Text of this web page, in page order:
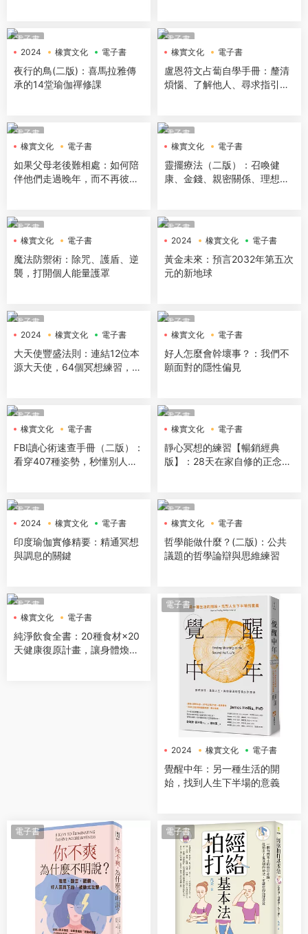
電子書
2024
橡實文化 電子書
夜行的鳥(二版)：喜馬拉雅傳
承的14堂瑜伽禪修課
電子書
橡實文化
電子書
盧恩符文占蔔自學手冊：釐清
煩惱、了解他人、尋求指引，
電子書
橡實文化
電子書
如果父母老後難相處：如何陪
伴他們走過晚年，而不再彼此
電子書
橡實文化
電子書
靈擺療法（二版）：召喚健
康、金錢、親密關係、理想工
電子書
橡實文化
電子書
魔法防禦術：除咒、護盾、逆
襲，打開個人能量護罩
電子書
2024
橡實文化 電子書
黃金未來：預言2032年第五次
元的新地球
電子書
2024
橡實文化 電子書
大天使豐盛法則：連結12位本
源大天使，64個冥想練習，敞
電子書
橡實文化
電子書
好人怎麼會幹壞事？：我們不
願面對的隱性偏見
電子書
橡實文化
電子書
FBI讀心術速查手冊（二版）：
看穿407種姿勢，秒懂別人身
電子書
橡實文化
電子書
靜心冥想的練習【暢銷經典
版】：28天在家自修的正念課
電子書
2024
橡實文化 電子書
印度瑜伽實修精要：精通冥想
與調息的關鍵
電子書
橡實文化
電子書
哲學能做什麼？(二版)：公共
議題的哲學論辯與思維練習
電子書
橡實文化
電子書
純淨飲食全書：20種食材×20
天健康復原計畫，讓身體煥然
電子書
2024 橡實文化 電子書
覺醒中年：另一種生活的開
始，找到人生下半場的意義
電子書 電子書